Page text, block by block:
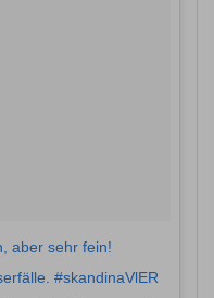
aber sehr fein!
#skandinaVlER